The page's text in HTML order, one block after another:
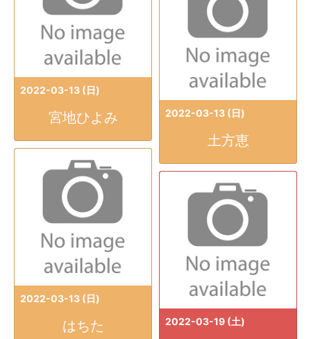
2022-03-13 (日)
宮地ひよみ 2022-03-13 (日)
土方恵
2022-03-13 (日)
はちた 2022-03-19 (土)